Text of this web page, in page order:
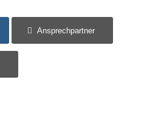
Ansprechpartner